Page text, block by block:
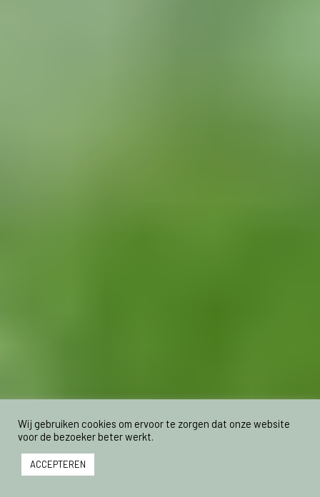
Wij gebruiken cookies om ervoor te zorgen dat onze website
voor de bezoeker beter werkt.
ACCEPTEREN